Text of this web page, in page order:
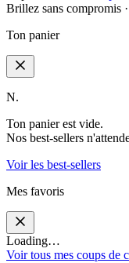
Brillez sans compromis
Ton panier
N.
Ton panier est vide.
Nos best-sellers
Voir les best-sellers
Mes favoris
Loading…
Voir tous mes coups de